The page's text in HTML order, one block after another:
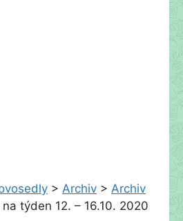
> Archiv > Archiv
týden 12. – 16.10. 2020